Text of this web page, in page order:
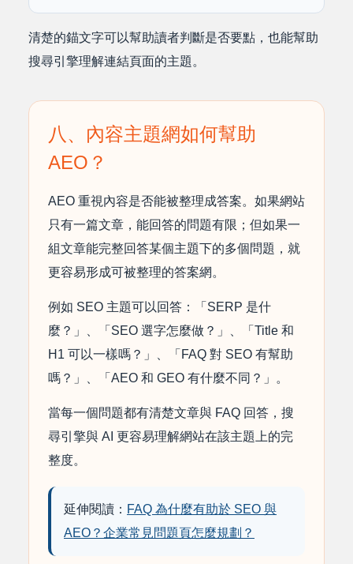
清楚的錨文字可以幫助讀者判斷是否要點，也能幫助
搜尋引擎理解連結頁面的主題。
八、內容主題網如何幫助
AEO？
AEO 重視內容是否能被整理成答案。如果網站
只有一篇文章，能回答的問題有限；但如果一
組文章能完整回答某個主題下的多個問題，就
更容易形成可被整理的答案網。
例如 SEO 主題可以回答：「SERP 是什
麼？」、「SEO 選字怎麼做？」、「Title 和
H1 可以一樣嗎？」、「FAQ 對 SEO 有幫助
嗎？」、「AEO 和 GEO 有什麼不同？」。
當每一個問題都有清楚文章與 FAQ 回答，搜
尋引擎與 AI 更容易理解網站在該主題上的完
整度。
延伸閱讀： FAQ 為什麼有助於 SEO 與
AEO？企業常見問題頁怎麼規劃？